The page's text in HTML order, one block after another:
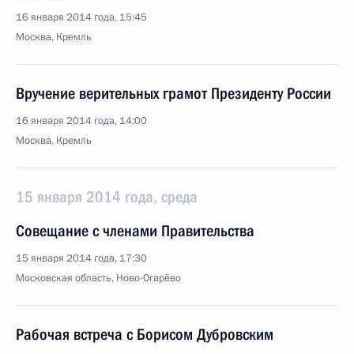
16 января 2014 года, 15:45
Москва, Кремль
Вручение верительных грамот Президенту России
16 января 2014 года, 14:00
Москва, Кремль
15 января 2014 года, среда
Совещание с членами Правительства
15 января 2014 года, 17:30
Московская область, Ново-Огарёво
Рабочая встреча с Борисом Дубровским